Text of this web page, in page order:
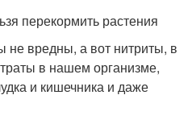
перекормить растения
не вредны, а вот нитриты, в
в нашем организме,
и кишечника и даже